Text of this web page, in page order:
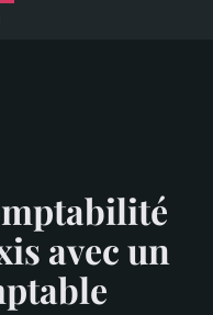
avec un